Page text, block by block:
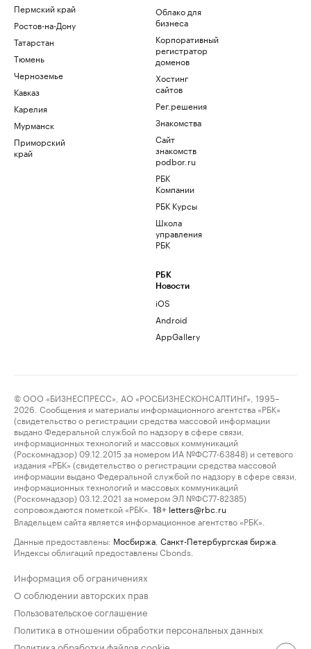
Пермский край
Ростов-на-Дону
Татарстан
Тюмень
Черноземье
Кавказ
Карелия
Мурманск
Приморский
край
Облако для
бизнеса
Корпоративный
регистратор
доменов
Хостинг
сайтов
Рег.решения
Знакомства
Сайт
знакомств
podbor.ru
РБК
Компании
РБК Курсы
Школа
управления
РБК
РБК
Новости
iOS
Android
AppGallery
© ООО «БИЗНЕСПРЕСС», АО «РОСБИЗНЕСКОНСАЛТИНГ», 1995–
2026. Сообщения и материалы информационного агентства «РБК»
(свидетельство о регистрации средства массовой информации
выдано Федеральной службой по надзору в сфере связи,
информационных технологий и массовых коммуникаций
(Роскомнадзор) 09.12.2015 за номером ИА №ФС77-63848) и сетевого
издания «РБК» (свидетельство о регистрации средства массовой
информации выдано Федеральной службой по надзору в сфере связи,
информационных технологий и массовых коммуникаций
(Роскомнадзор) 03.12.2021 за номером ЭЛ №ФС77-82385)
сопровождаются пометкой «РБК».
18+ letters@rbc.ru
Владельцем сайта является информационное агентство «РБК».
Данные предоставлены: Мосбиржа Санкт-Петербургская биржа
Индексы облигаций предоставлены Cbonds.
Информация об ограничениях
О соблюдении авторских прав
Пользовательское соглашение
Политика в отношении обработки персональных данных